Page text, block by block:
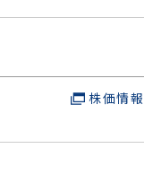
株価情報